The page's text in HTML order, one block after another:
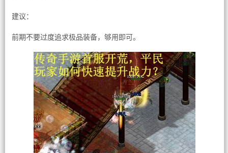
建议：
前期不要过度追求极品装备，够用即可。